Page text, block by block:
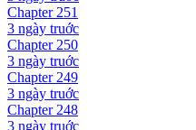
Chapter251
3 ngày truớc
Chapter250
3 ngày truớc
Chapter249
3 ngày truớc
Chapter248
3 ngày truớc